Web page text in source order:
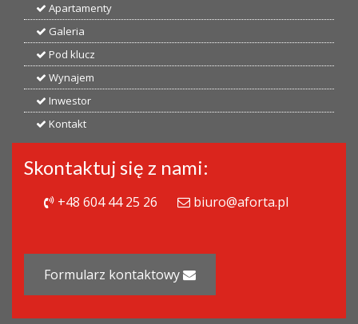
Apartamenty
Galeria
Pod klucz
Wynajem
Inwestor
Kontakt
Skontaktuj się z nami:
+48 604 44 25 26 biuro@aforta.pl
Formularz kontaktowy